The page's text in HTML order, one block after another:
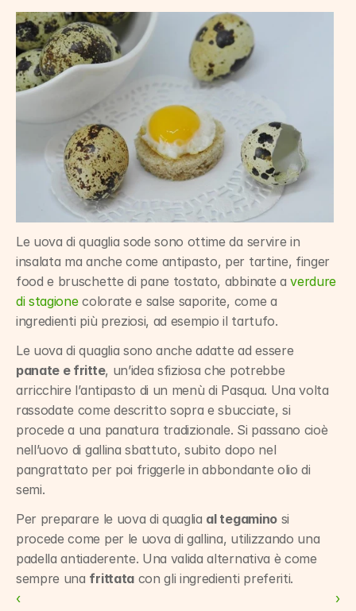
Le uova di quaglia sode sono ottime da servire in
insalata ma anche come antipasto, per tartine, finger
food e bruschette di pane tostato, abbinate a verdure
di stagione colorate e salse saporite, come a
ingredienti più preziosi, ad esempio il tartufo.
Le uova di quaglia sono anche adatte ad essere
panate e fritte, un’idea sfiziosa che potrebbe
arricchire l’antipasto di un menù di Pasqua. Una volta
rassodate come descritto sopra e sbucciate, si
procede a una panatura tradizionale. Si passano cioè
nell’uovo di gallina sbattuto, subito dopo nel
pangrattato per poi friggerle in abbondante olio di
semi.
Per preparare le uova di quaglia al tegamino si
procede come per le uova di gallina, utilizzando una
padella antiaderente. Una valida alternativa è come
sempre una frittata con gli ingredienti preferiti.
‹
›